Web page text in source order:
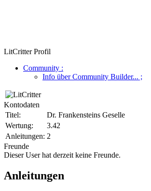
LitCritter Profil
Community :
Info über Community Builder... ;
Kontodaten
Titel:
Dr. Frankensteins Geselle
Wertung:
3.42
Anleitungen: 2
Freunde
Dieser User hat derzeit keine Freunde.
Anleitungen